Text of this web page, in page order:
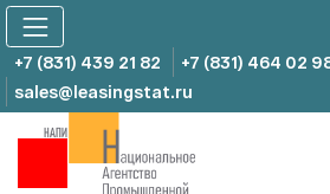
Skip
content
+7 (831) 439 21 82
+7 (831) 464 02
sales@leasingstat.ru